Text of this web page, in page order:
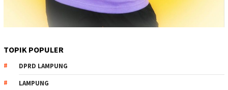
TOPIK POPULER
DPRD LAMPUNG
LAMPUNG